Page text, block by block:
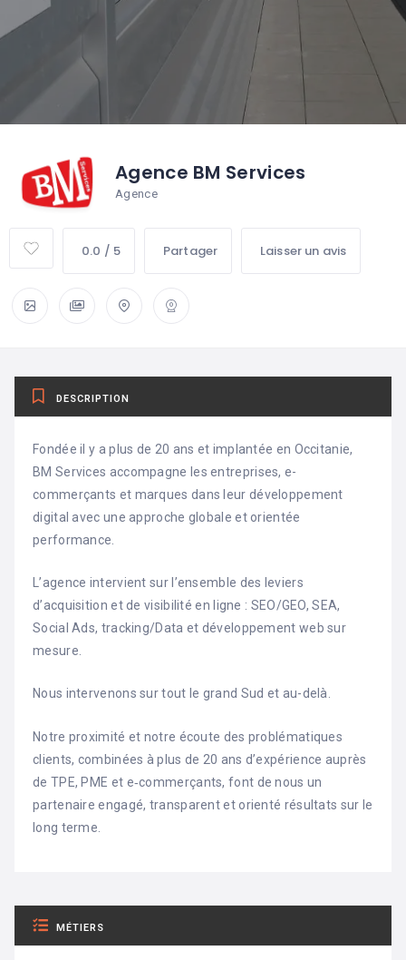
Agence BM Services
Agence
0.0 / 5 Partager Laisser un avis
DESCRIPTION
Fondée il y a plus de 20 ans et implantée en Occitanie,
BM Services accompagne les entreprises, e-
commerçants et marques dans leur développement
digital avec une approche globale et orientée
performance.
L’agence intervient sur l’ensemble des leviers
d’acquisition et de visibilité en ligne : SEO/GEO, SEA,
Social Ads, tracking/Data et développement web sur
mesure.
Nous intervenons sur tout le grand Sud et au-delà.
Notre proximité et notre écoute des problématiques
clients, combinées à plus de 20 ans d’expérience auprès
de TPE, PME et e‑commerçants, font de nous un
partenaire engagé, transparent et orienté résultats sur le
long terme.
MÉTIERS